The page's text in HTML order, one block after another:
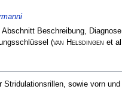
Beschreibung,
(van Helsdingen et
Stridulationsrillen, sowie vorn und